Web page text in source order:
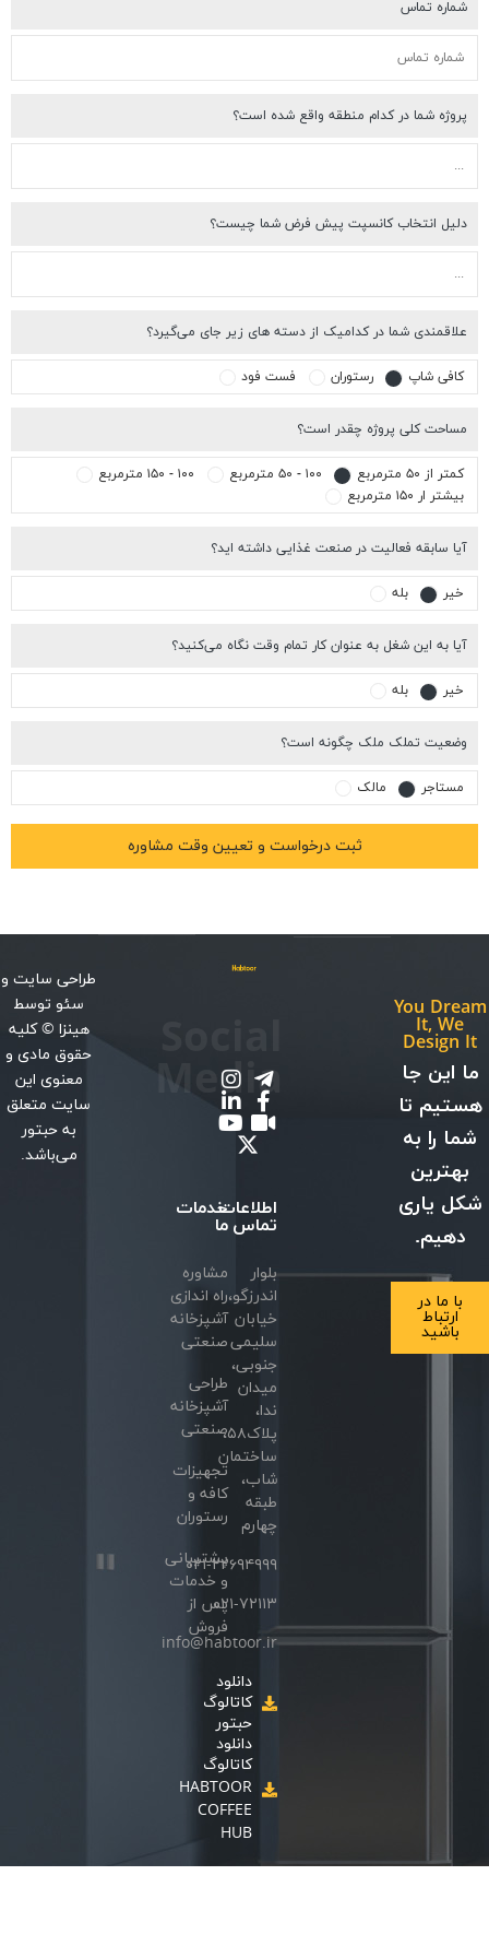
تماس
شما در کدام منطقه واقع شده است؟
انتخاب کانسپت پیش فرض شما چیست؟
شما در کدامیک از دسته های زیر جای می‌گیرد؟
شاپ رستوران فست فود
کلی پروژه چقدر است؟
از ۵۰ مترمربع ۱۰۰ - ۵۰ مترمربع
ار ۱۵۰ مترمربع
سابقه فعالیت در صنعت غذایی داشته اید؟
بله
به این شغل به عنوان کار تمام وقت نگاه می‌کنید؟
بله
تملک ملک چگونه است؟
مالک
You
It,
جا
تا
را به
یاری
ما در
ارتباط
باشید
اطلاعات
تماس
بلوار
اندرزگو،
خیابان
سلیمی
جنوبی،
میدان
پلاک۵۸،
ساختمان
شاب،
طبقه
چهارم
۰۲۱-۲۲۶۹۴۹۹۹
۰۲۱-۷۲۱۱۳
info@habtoor.ir
دانلود
کاتالوگ
حبتور
دانلود
کاتالوگ
HABTOOR
COFFEE
HUB
Media
خدمات
ما
مشاوره
راه اندازی
آشپزخانه
صنعتی
طراحی
آشپزخانه
صنعتی
تجهیزات
کافه و
رستوران
پشتیبانی
و خدمات
پس از
فروش
طراحی سایتو
توسط
هینزا© کلیه
حقوق مادی و
معنوی این
سایت متعلق
به حبتور
می‌باشد.